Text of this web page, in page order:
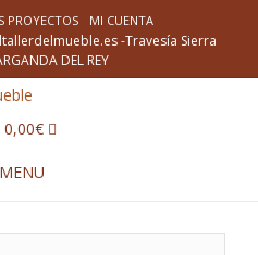
PROYECTOS MI CUENTA
-Travesía Sierra
DEL REY
0,00€
MENU